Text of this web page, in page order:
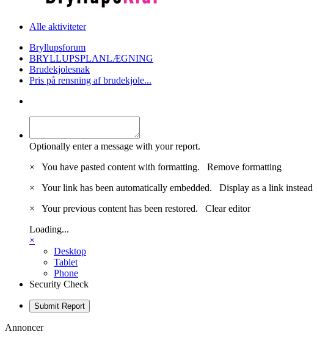
Alle aktiviteter
Bryllupsforum
BRYLLUPSPLANLÆGNING
Brudekjolesnak
Pris på rensning af brudekjole...
Optionally enter a message with your report.
×
You have pasted content with formatting. Remove formatting
×
Your link has been automatically embedded. Display as a link instead
×
Your previous content has been restored. Clear editor
Loading...
×
Desktop
Tablet
Phone
Security Check
Submit Report
Annoncer